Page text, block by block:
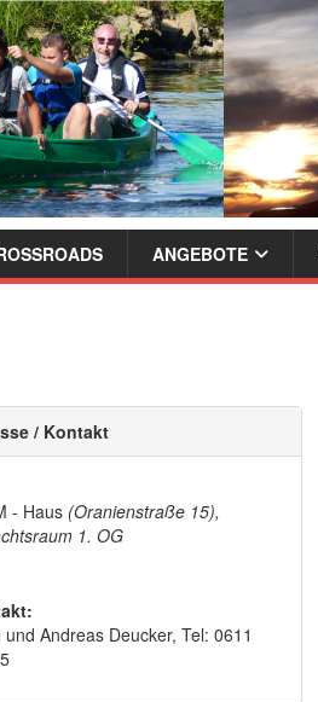
ANGEBOTE
/ Kontakt
- Haus (Oranienstraße 15),
1. OG
und Andreas Deucker, Tel: 0611